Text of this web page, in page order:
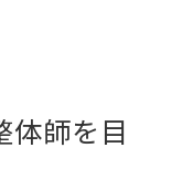
座の効果的
体師を目